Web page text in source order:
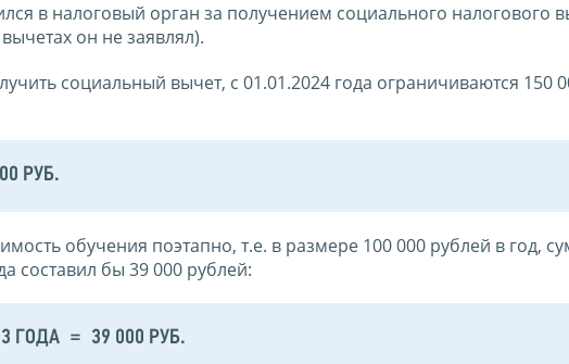
в налоговый орган за получением социального налогового
он не заявлял).
социальный вычет, с 01.01.2024 года ограничиваются 150
РУБ.
обучения поэтапно, т.е. в размере 100 000 рублей в год,
составил бы 39 000 рублей:
3 ГОДА = 39 000 РУБ.